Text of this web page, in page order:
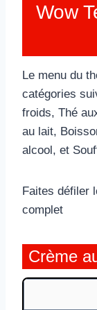
Wow
Le menu du
catégories
froids, Thé
au lait,
alcool, et
Faites défiler
complet
Crème